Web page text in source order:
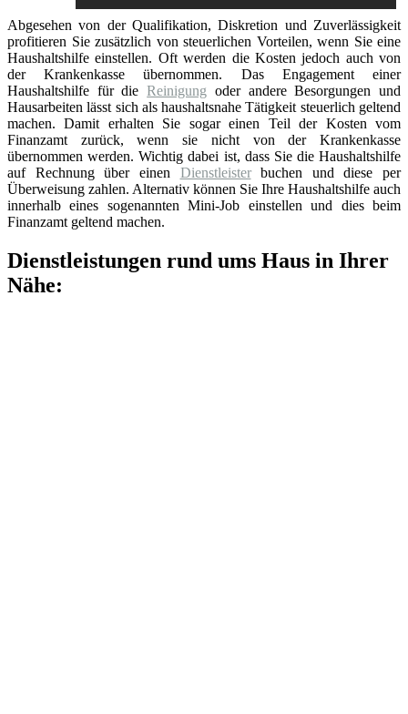
Abgesehen von der Qualifikation, Diskretion und Zuverlässigkeit
profitieren Sie zusätzlich von steuerlichen Vorteilen, wenn Sie eine
Haushaltshilfe einstellen. Oft werden die Kosten jedoch auch von
der Krankenkasse übernommen. Das Engagement einer
Haushaltshilfe für dieReinigung oder andere Besorgungen und
Hausarbeiten lässt sich als haushaltsnahe Tätigkeit steuerlich geltend
machen. Damit erhalten Sie sogar einen Teil der Kosten vom
Finanzamt zurück, wenn sie nicht von der Krankenkasse
übernommen werden. Wichtig dabei ist, dass Sie die Haushaltshilfe
auf Rechnung über einen Dienstleisterbuchen und diese per
Überweisung zahlen. Alternativ können Sie Ihre Haushaltshilfe auch
innerhalb eines sogenannten Mini-Job einstellen und dies beim
Finanzamt geltend machen.
Dienstleistungen rund ums Haus in Ihrer
Nähe: